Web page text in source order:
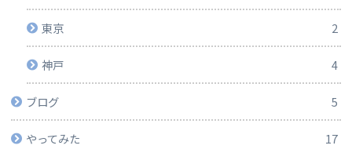
東京 2
神戸 4
ブログ 5
やってみた 17